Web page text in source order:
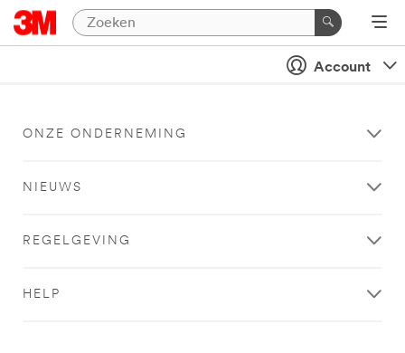
Account
ONZE ONDERNEMING
NIEUWS
REGELGEVING
HELP